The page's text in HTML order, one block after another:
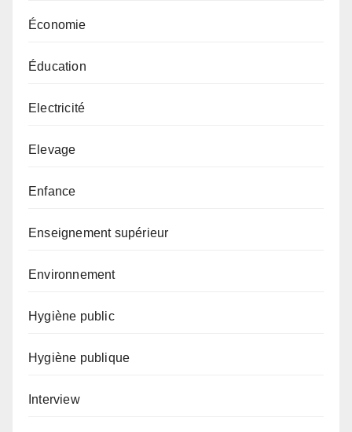
Économie
Éducation
Electricité
Elevage
Enfance
Enseignement supérieur
Environnement
Hygiène public
Hygiène publique
Interview